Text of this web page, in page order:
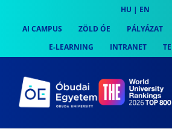
content
HU | EN
AI CAMPUS
ZÖLD ÓE PÁLYÁZAT
E-LEARNING
INTRANET